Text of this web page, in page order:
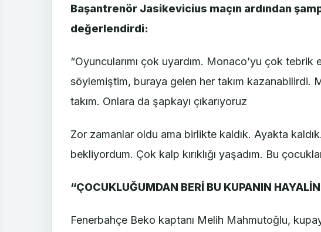
Başantrenör Jasikevicius maçın ardından
değerlendirdi:
“Oyuncularımı çok uyardım. Monaco’yu çok
söylemiştim, buraya gelen her takım kazanabilirdi.
takım. Onlara da şapkayı çıkarıyoruz
Zor zamanlar oldu ama birlikte kaldık. Ayakta
bekliyordum. Çok kalp kırıklığı yaşadım. Bu
“ÇOCUKLUĞUMDAN BERİ BU KUPANIN
Fenerbahçe Beko kaptanı Melih Mahmutoğlu,